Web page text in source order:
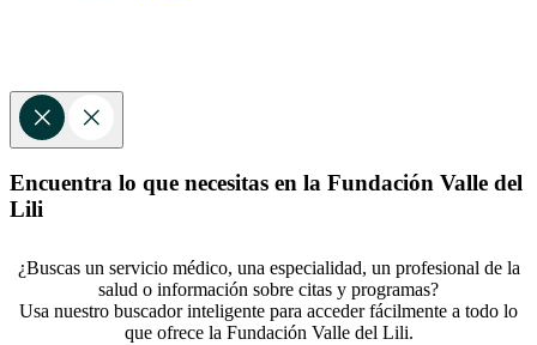
Encuentra lo que necesitas en la Fundación Valle del
Lili
¿Buscas un servicio médico, una especialidad, un profesional de la
salud o información sobre citas y programas?
Usa nuestro buscador inteligente para acceder fácilmente a todo lo
que ofrece la Fundación Valle del Lili.